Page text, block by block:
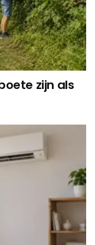
zijn als